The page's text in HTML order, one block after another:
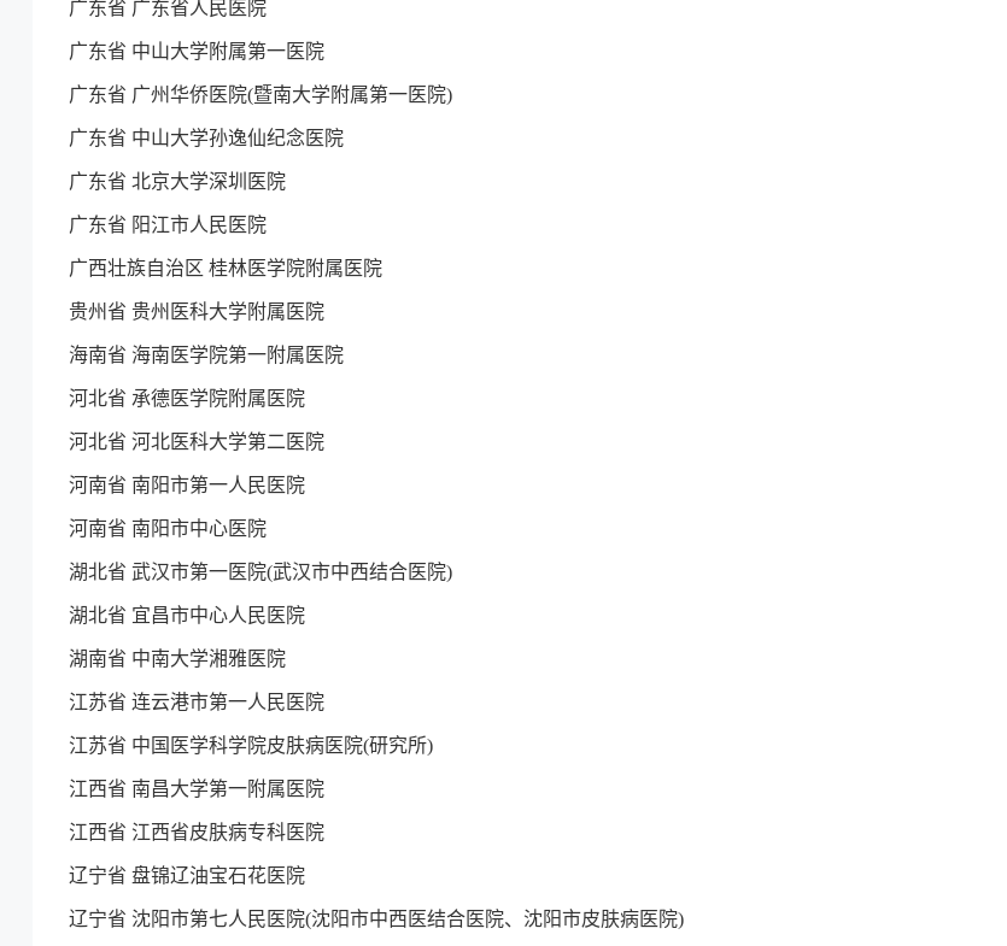
广东省 广东省人民医院
广东省 中山大学附属第一医院
广东省 广州华侨医院(暨南大学附属第一医院)
广东省 中山大学孙逸仙纪念医院
广东省 北京大学深圳医院
广东省 阳江市人民医院
广西壮族自治区 桂林医学院附属医院
贵州省 贵州医科大学附属医院
海南省 海南医学院第一附属医院
河北省 承德医学院附属医院
河北省 河北医科大学第二医院
河南省 南阳市第一人民医院
河南省 南阳市中心医院
湖北省 武汉市第一医院(武汉市中西结合医院)
湖北省 宜昌市中心人民医院
湖南省 中南大学湘雅医院
江苏省 连云港市第一人民医院
江苏省 中国医学科学院皮肤病医院(研究所)
江西省 南昌大学第一附属医院
江西省 江西省皮肤病专科医院
辽宁省 盘锦辽油宝石花医院
辽宁省 沈阳市第七人民医院(沈阳市中西医结合医院、沈阳市皮肤病医院)